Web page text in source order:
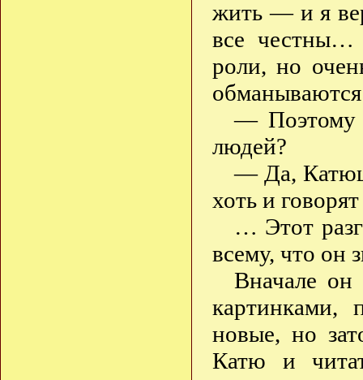
жить — и я
все
роли, но
— Поэтому
людей?
— Да,
хоть и
… Этот
всему, что он
Вначале он
картинками,
новые, но
Катю и